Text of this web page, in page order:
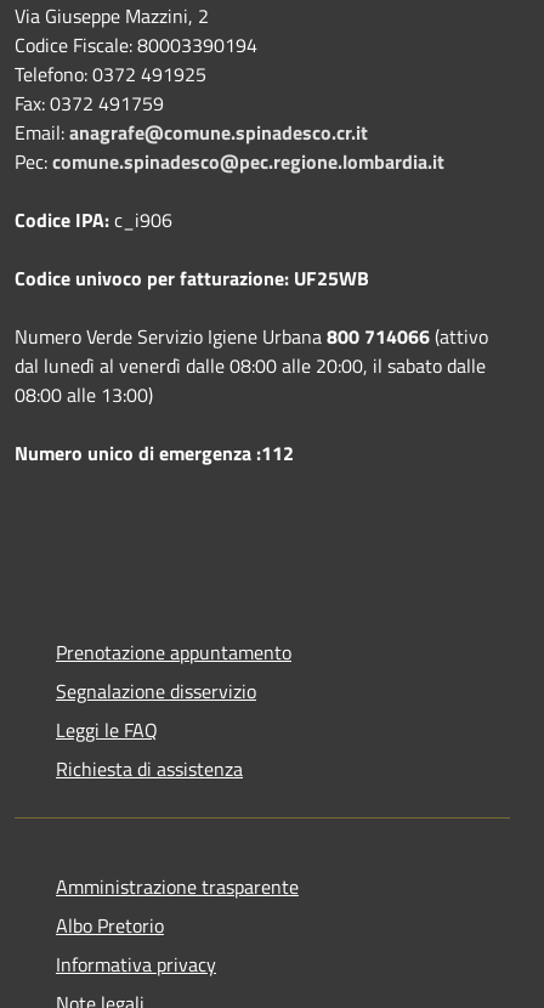
Via Giuseppe Mazzini, 2
Codice Fiscale: 80003390194
Telefono:0372 491925
Fax:0372 491759
Email:anagrafe@comune.spinadesco.cr.it
Pec:comune.spinadesco@pec.regione.lombardia.it
Codice IPA:c_i906
Codice univoco per fatturazione: UF25WB
Numero Verde Servizio Igiene Urbana800 714066(attivo
dal lunedì al venerdì dalle 08:00 alle 20:00, il sabato dalle
08:00 alle 13:00)
Numero unico di emergenza :112
Prenotazione appuntamento
Segnalazione disservizio
Leggi le FAQ
Richiesta di assistenza
Amministrazione trasparente
Albo Pretorio
Informativa privacy